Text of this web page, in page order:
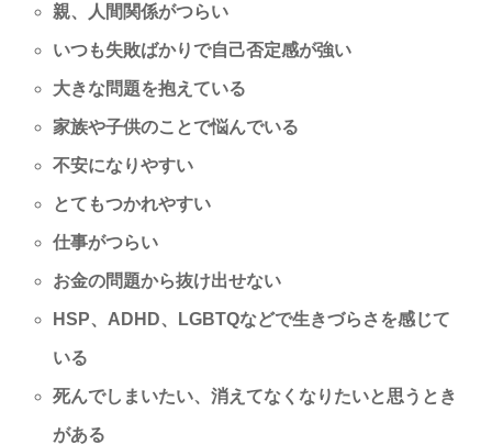
親、人間関係がつらい
いつも失敗ばかりで自己否定感が強い
大きな問題を抱えている
家族や子供のことで悩んでいる
不安になりやすい
とてもつかれやすい
仕事がつらい
お金の問題から抜け出せない
HSP、ADHD、LGBTQなどで生きづらさを感じて
いる
死んでしまいたい、消えてなくなりたいと思うとき
がある